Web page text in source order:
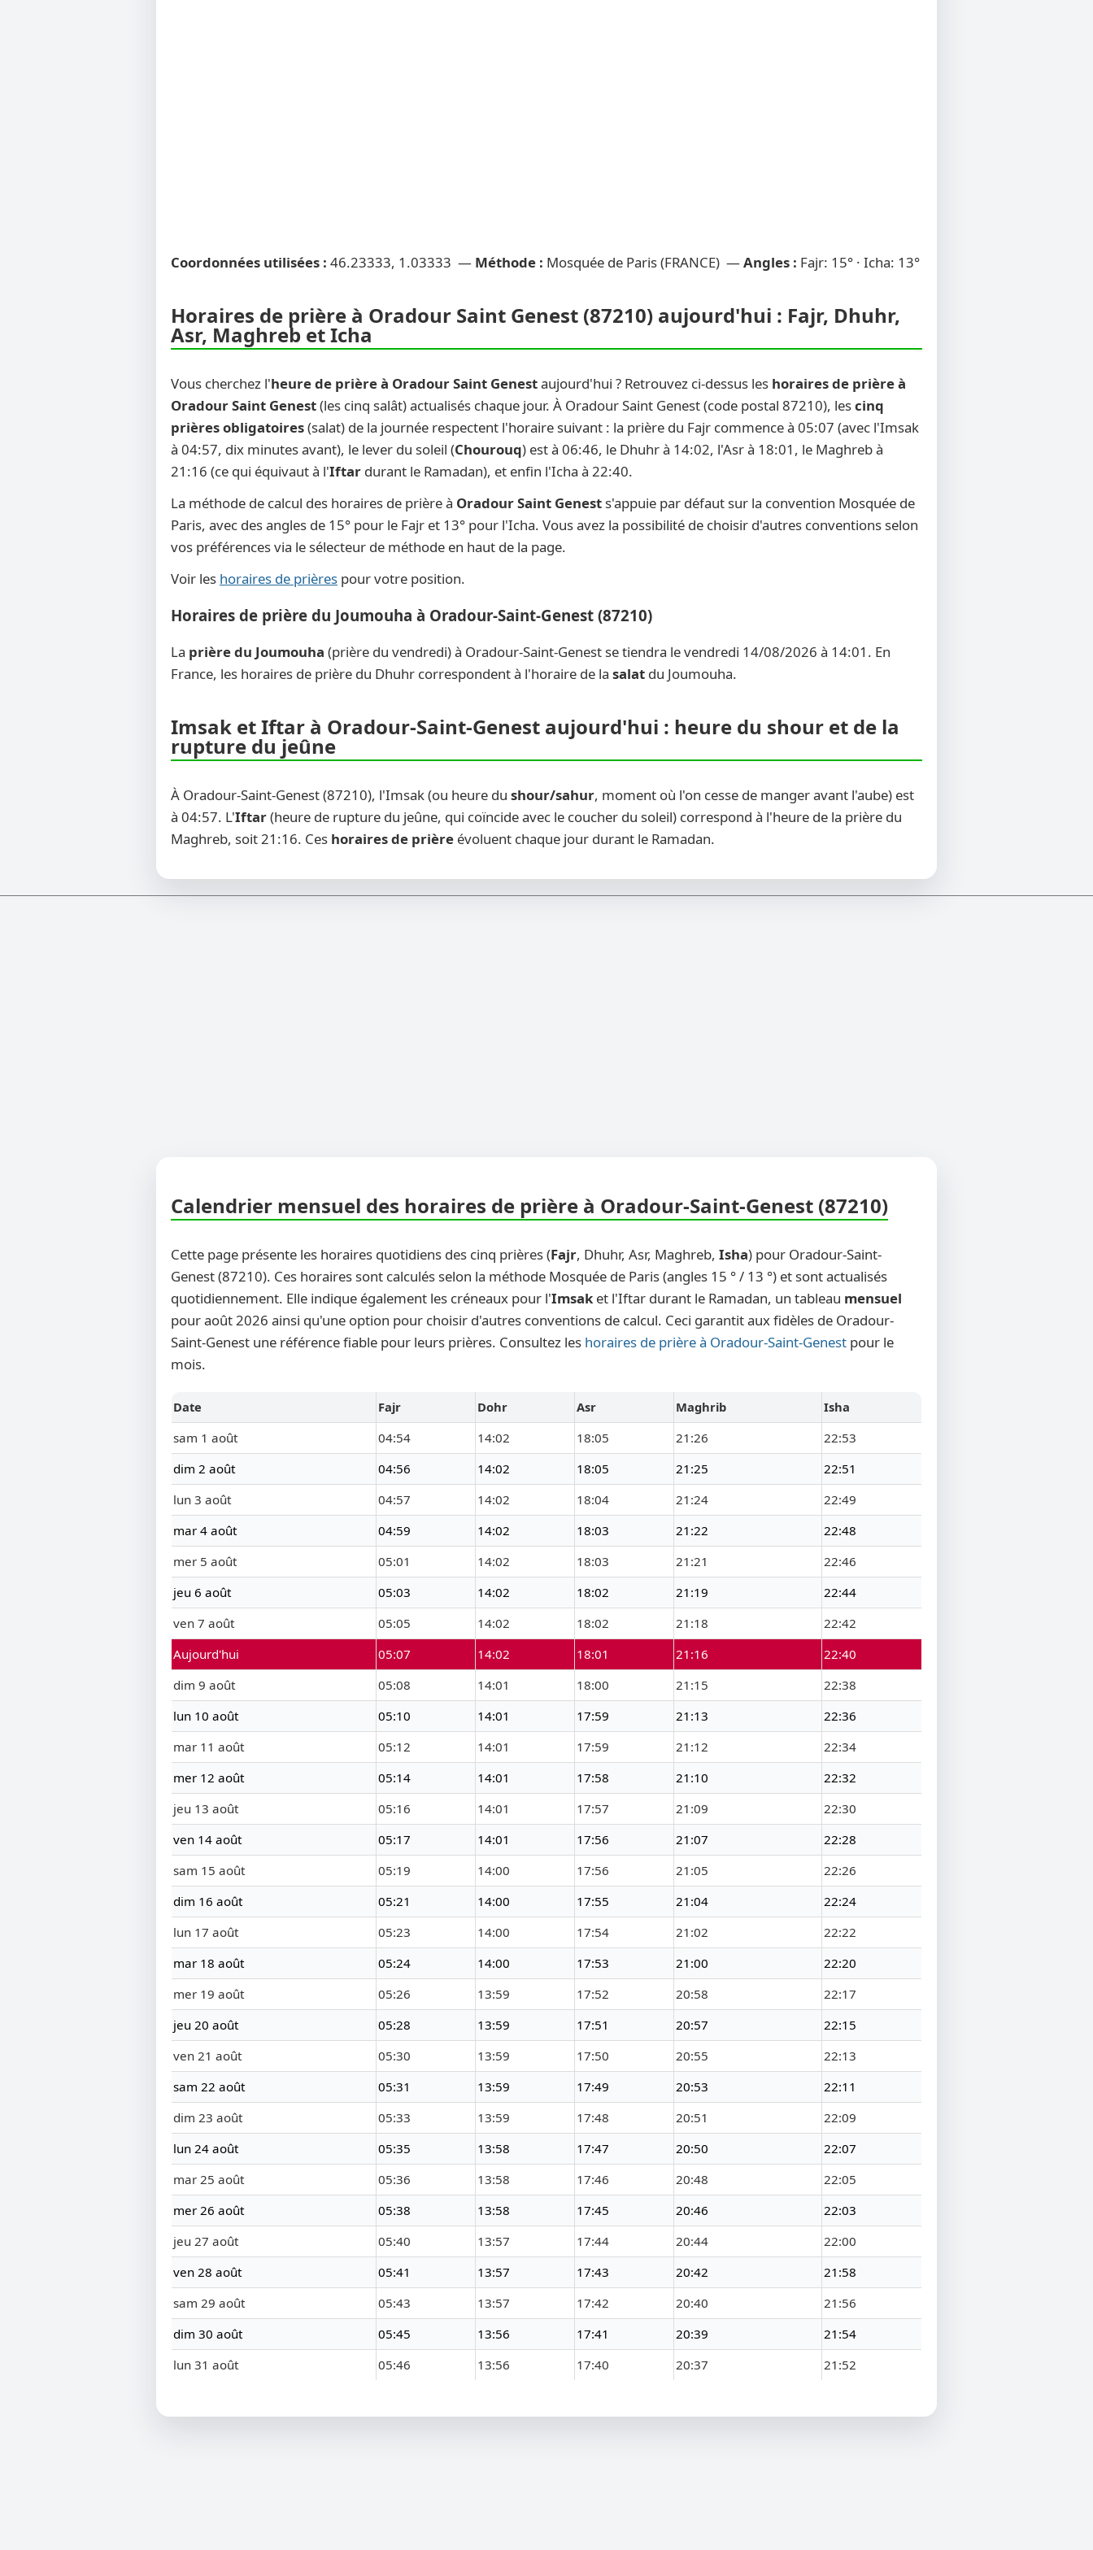
Coordonnées utilisées : 46.23333, 1.03333 — Méthode : Mosquée de Paris (FRANCE) — Angles : Fajr: 15° · Icha: 13°
Horaires de prière à Oradour Saint Genest (87210) aujourd'hui : Fajr, Dhuhr,
Asr, Maghreb et Icha
Vous cherchez l'heure de prière à Oradour Saint Genestaujourd'hui ? Retrouvez ci-dessus les horaires de prière à
Oradour Saint Genest(les cinq salât) actualisés chaque jour. À Oradour Saint Genest (code postal 87210), lescinq
prières obligatoires(salat) de la journée respectent l'horaire suivant : la prière du Fajr commence à 05:07 (avec l'Imsak
à 04:57, dix minutes avant), le lever du soleil (Chourouq) est à 06:46, le Dhuhr à 14:02, l'Asr à 18:01, le Maghreb à
21:16 (ce qui équivaut à l'Iftar durant le Ramadan), et enfin l'Icha à 22:40.
La méthode de calcul des horaires de prière à Oradour Saint Genest s'appuie par défaut sur la convention Mosquée de
Paris, avec des angles de 15° pour le Fajr et 13° pour l'Icha. Vous avez la possibilité de choisir d'autres conventions selon
vos préférences via le sélecteur de méthode en haut de la page.
Voir les horaires de prières pour votre position.
Horaires de prière du Joumouha à Oradour-Saint-Genest (87210)
La prière du Joumouha (prière du vendredi) à Oradour-Saint-Genest se tiendra le vendredi 14/08/2026 à 14:01. En
France, les horaires de prière du Dhuhr correspondent à l'horaire de la salat du Joumouha.
Imsak et Iftar à Oradour-Saint-Genest aujourd'hui : heure du shour et de la
rupture du jeûne
À Oradour-Saint-Genest (87210), l'Imsak (ou heure du shour/sahur, moment où l'on cesse de manger avant l'aube) est
à 04:57. L'Iftar(heure de rupture du jeûne, qui coïncide avec le coucher du soleil) correspond à l'heure de la prière du
Maghreb, soit 21:16. Ces horaires de prière évoluent chaque jour durant le Ramadan.
Calendrier mensuel des horaires de prière à Oradour-Saint-Genest (87210)
Cette page présente les horaires quotidiens des cinq prières (Fajr, Dhuhr, Asr, Maghreb, Isha) pour Oradour-Saint-
Genest (87210). Ces horaires sont calculés selon la méthode Mosquée de Paris (angles 15 ° / 13 °) et sont actualisés
quotidiennement. Elle indique également les créneaux pour l'Imsak et l'Iftar durant le Ramadan, un tableau mensuel
pour août 2026 ainsi qu'une option pour choisir d'autres conventions de calcul. Ceci garantit aux fidèles de Oradour-
Saint-Genest une référence fiable pour leurs prières. Consultez les horaires de prière à Oradour-Saint-Genest pour le
mois.
Date Fajr Dohr Asr Maghrib
Isha
sam 1 août
04:54 14:02 18:05 21:26
22:53
dim 2 août
04:56 14:02 18:05 21:25
22:51
lun 3 août
04:57 14:02 18:04 21:24
22:49
mar 4 août
04:59 14:02 18:03 21:22
22:48
mer 5 août
05:01 14:02 18:03 21:21
22:46
jeu 6 août
05:03 14:02 18:02 21:19
22:44
ven 7 août
05:05 14:02 18:02 21:18
22:42
Aujourd'hui
05:07 14:02 18:01 21:16
22:40
dim 9 août
05:08 14:01 18:00 21:15
22:38
lun 10 août
05:10 14:01 17:59 21:13
22:36
mar 11 août
05:12 14:01 17:59 21:12
22:34
mer 12 août
05:14 14:01 17:58 21:10
22:32
jeu 13 août
05:16 14:01 17:57 21:09
22:30
ven 14 août
05:17 14:01 17:56 21:07
22:28
sam 15 août
05:19 14:00 17:56 21:05
22:26
dim 16 août
05:21 14:00 17:55 21:04
22:24
lun 17 août
05:23 14:00 17:54 21:02
22:22
mar 18 août
05:24 14:00 17:53 21:00
22:20
mer 19 août
05:26 13:59 17:52 20:58
22:17
jeu 20 août
05:28 13:59 17:51 20:57
22:15
ven 21 août
05:30 13:59 17:50 20:55
22:13
sam 22 août
05:31 13:59 17:49 20:53
22:11
dim 23 août
05:33 13:59 17:48 20:51
22:09
lun 24 août
05:35 13:58 17:47 20:50
22:07
mar 25 août
05:36 13:58 17:46 20:48
22:05
mer 26 août
05:38 13:58 17:45 20:46
22:03
jeu 27 août
05:40 13:57 17:44 20:44
22:00
ven 28 août
05:41 13:57 17:43 20:42
21:58
sam 29 août
05:43 13:57 17:42 20:40
21:56
dim 30 août
05:45 13:56 17:41 20:39
21:54
lun 31 août
05:46 13:56 17:40 20:37 21:52